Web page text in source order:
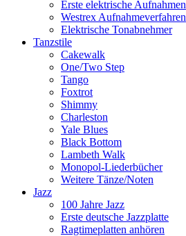
Erste elektrische Aufnahmen
Westrex Aufnahmeverfahren
Elektrische Tonabnehmer
Tanzstile
Cakewalk
One/Two Step
Tango
Foxtrot
Shimmy
Charleston
Yale Blues
Black Bottom
Lambeth Walk
Monopol-Liederbücher
Weitere Tänze/Noten
Jazz
100 Jahre Jazz
Erste deutsche Jazzplatte
Ragtimeplatten anhören